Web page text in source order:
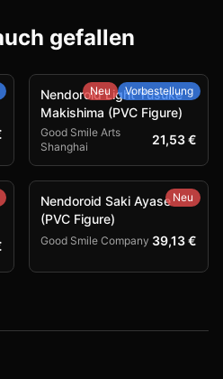
gefallen
Neu Vorbestellung
Nendoroid Light Yusuke
Makishima (PVC Figure)
Good Smile Arts
Shanghai
21,53 €
Neu
Nendoroid Saki Ayase
(PVC Figure)
Good Smile Company 39,13 €